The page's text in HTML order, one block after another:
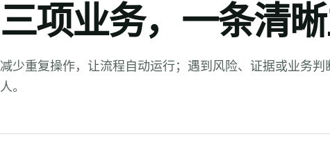
三项业务，一条清晰
减少重复操作，让流程自动运行；遇到风险、证据或业务
人。